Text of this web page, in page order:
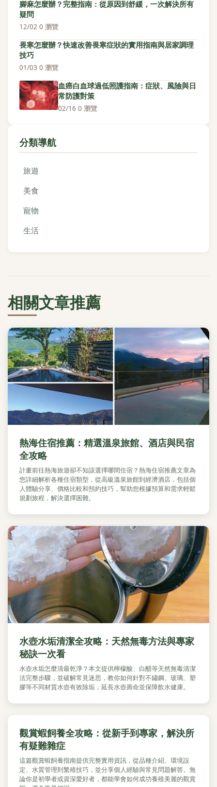
腳麻怎麼辦？完整指南：從原因到舒緩，一次解決所有
疑問
12/02·0 瀏覽
畏寒怎麼辦？快速改善畏寒症狀的實用指南與居家調理
技巧
01/03·0 瀏覽
血癌白血球過低照護指南：症狀、風險與日
常防護對策
02/16·0 瀏覽
分類導航
旅遊
美食
寵物
生活
相關文章推薦
熱海住宿推薦：精選溫泉旅館、酒店與民宿
全攻略
計畫前往熱海旅遊卻不知該選擇哪間住宿？熱海住宿推薦文章為
您詳細解析各種住宿類型，從高級溫泉旅館到經濟酒店，包括個
人體驗分享、價格比較和預約技巧，幫助您根據預算和需求輕鬆
規劃旅程，解決選擇困難。
水壺水垢清潔全攻略：天然無毒方法與專家
秘訣一次看
水壺水垢怎麼清最乾淨？本文提供檸檬酸、白醋等天然無毒清潔
法完整步驟，並破解常見迷思，教你如何針對不鏽鋼、玻璃、塑
膠等不同材質水壺有效除垢，延長水壺壽命並保障飲水健康。
觀賞蝦飼養全攻略：從新手到專家，解決所
有疑難雜症
這篇觀賞蝦飼養指南提供完整實用資訊，從品種介紹、環境設
定、水質管理到繁殖技巧，並分享個人經驗與常見問題解答。無
論你是初學者或資深愛好者，都能學會如何成功養殖美麗的觀賞